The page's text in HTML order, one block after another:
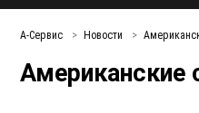
А-Сервис Новости
Американские